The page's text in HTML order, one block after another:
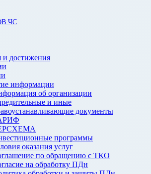
ЧС
и достижения
информации
об организации
и иные
документы
программы
оказания услуг
по обращению с ТКО
на обработку ПДн